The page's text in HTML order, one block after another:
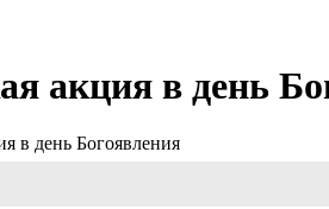
акция в день
в день Богоявления